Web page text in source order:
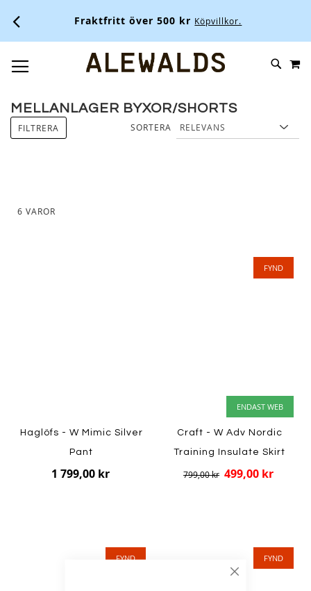
Stäng
Fraktfritt över 500 kr Köpvillkor.
SKIP
MELLANLAGER BYXOR/SHORTS
6 VAROR
SORTERA
Haglöfs - W Mimic Silver
Pant
1 799,00 kr
FYND
ENDAST WEB
Craft - W Adv Nordic
Training Insulate Skirt
799,00 kr 499,00 kr
FYND FYND
FILTRERA